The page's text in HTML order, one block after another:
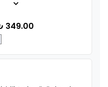
349.00